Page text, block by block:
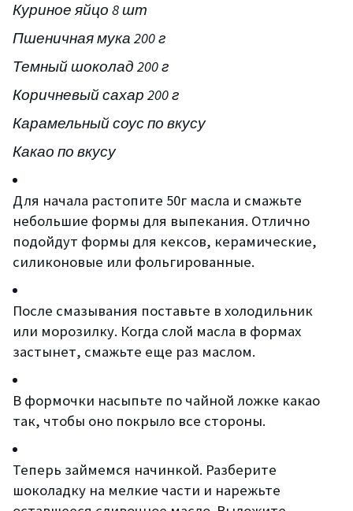
Куриное яйцо 8 шт
Пшеничная мука 200 г
Темный шоколад 200 г
Коричневый сахар 200 г
Карамельный соус по вкусу
Какао по вкусу
Для начала растопите 50г масла и смажьте
небольшие формы для выпекания. Отлично
подойдут формы для кексов, керамические,
силиконовые или фольгированные.
После смазывания поставьте в холодильник
или морозилку. Когда слой масла в формах
застынет, смажьте еще раз маслом.
В формочки насыпьте по чайной ложке какао
так, чтобы оно покрыло все стороны.
Теперь займемся начинкой. Разберите
шоколадку на мелкие части и нарежьте